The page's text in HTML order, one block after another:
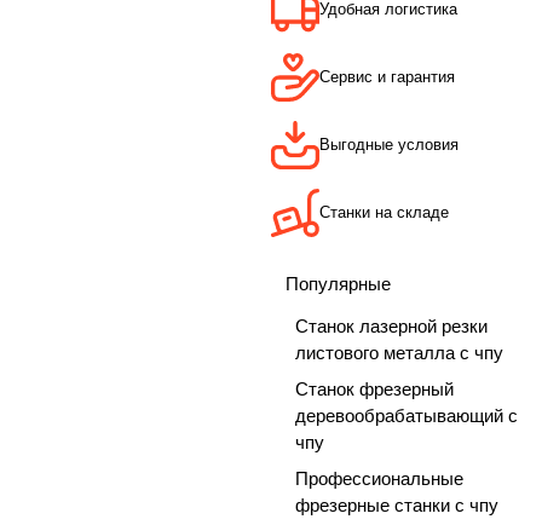
Удобная логистика
Сервис и гарантия
Выгодные условия
Станки на складе
Популярные
Станок лазерной резки
листового металла с чпу
Станок фрезерный
деревообрабатывающий с
чпу
Профессиональные
фрезерные станки с чпу